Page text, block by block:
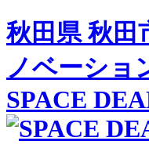
秋田県 秋田
ノベーショ
SPACE